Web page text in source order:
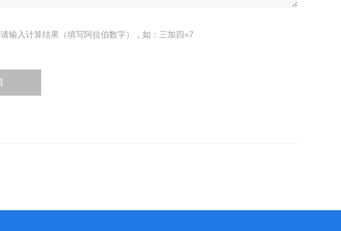
请输入计算结果（填写阿拉伯数字），如：三加四=7